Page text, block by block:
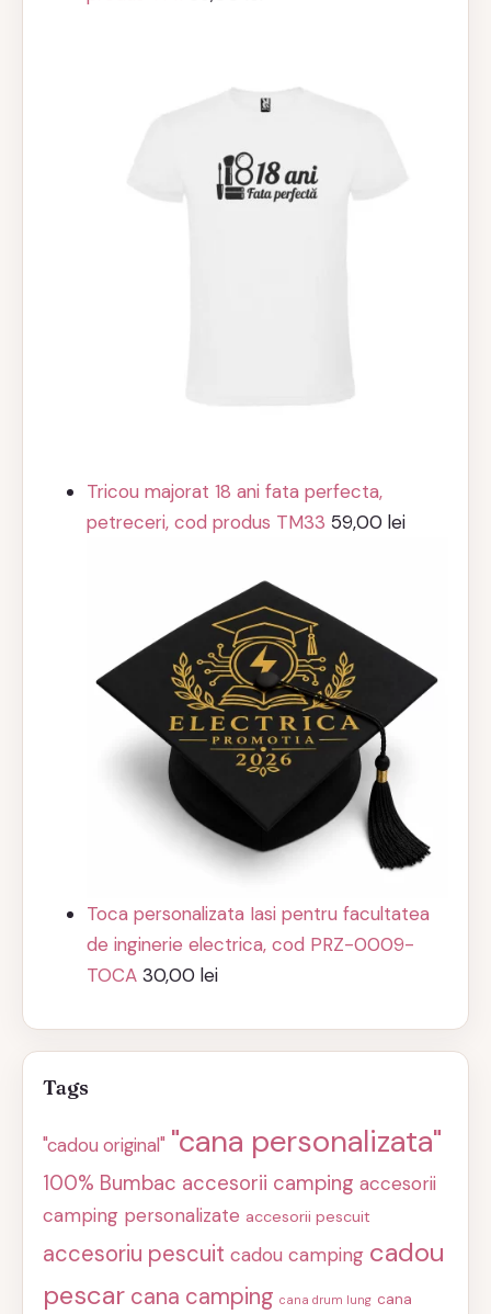
Tricou majorat 18 ani fata perfecta,
petreceri, cod produs TM33 59,00lei
Toca personalizata Iasi pentru facultatea
de inginerie electrica, cod PRZ-0009-
TOCA 30,00lei
Tags
"cadou original" "cana personalizata"
100% Bumbac accesorii camping accesorii
camping personalizate accesorii pescuit
accesoriu pescuit cadou camping cadou
pescar cana camping cana drum lung cana